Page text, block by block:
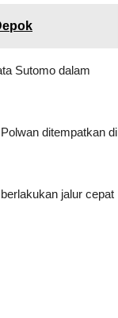
Sutomo dalam
ditempatkan di
jalur cepat